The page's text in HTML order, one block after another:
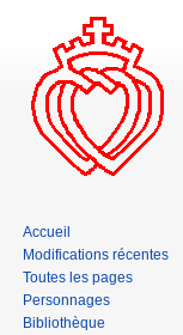
Accueil
Modifications récentes
Toutes les pages
Personnages
Bibliothèque